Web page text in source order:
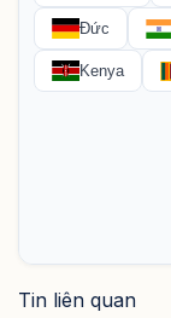
Tin liên quan